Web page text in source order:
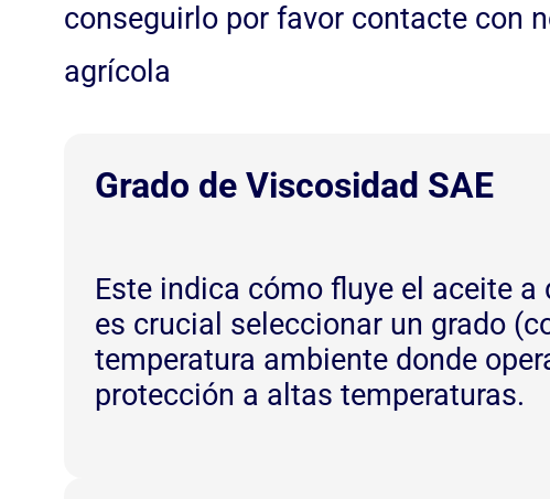
conseguirlo por favor contacte con
agrícola
Grado de Viscosidad SAE
Este indica cómo fluye el aceite
es crucial seleccionar un grado
temperatura ambiente donde
protección a altas temperaturas.